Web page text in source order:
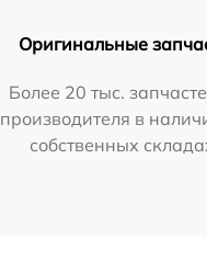
Оригинальные
Более 20 тыс.
производителя в
собственных